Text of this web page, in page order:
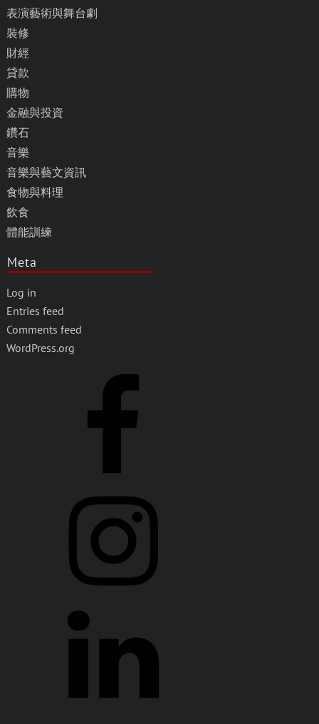
表演藝術與舞台劇
裝修
財經
貸款
購物
金融與投資
鑽石
音樂
音樂與藝文資訊
食物與料理
飲食
體能訓練
Meta
Log in
Entries feed
Comments feed
WordPress.org